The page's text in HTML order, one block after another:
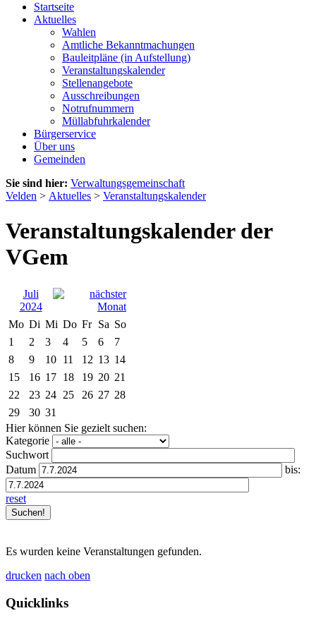
Startseite
Aktuelles
Wahlen
Amtliche Bekanntmachungen
Bauleitpläne (in Aufstellung)
Veranstaltungskalender
Stellenangebote
Ausschreibungen
Notrufnummern
Müllabfuhrkalender
Bürgerservice
Über uns
Gemeinden
Sie sind hier: Verwaltungsgemeinschaft
Velden > Aktuelles > Veranstaltungskalender
Veranstaltungskalender der
VGem
Juli
2024
Mo Di Mi Do Fr Sa So
1
2 3 4 5 6
7
8
9 10 11 12 13 14
15
16 17 18 19 20 21
22
23 24 25 26 27 28
29
30 31
Hier können Sie gezielt suchen:
Kategorie
Suchwort
Datum
bis:
reset
Es wurden keine Veranstaltungen gefunden.
drucken nach oben
Quicklinks